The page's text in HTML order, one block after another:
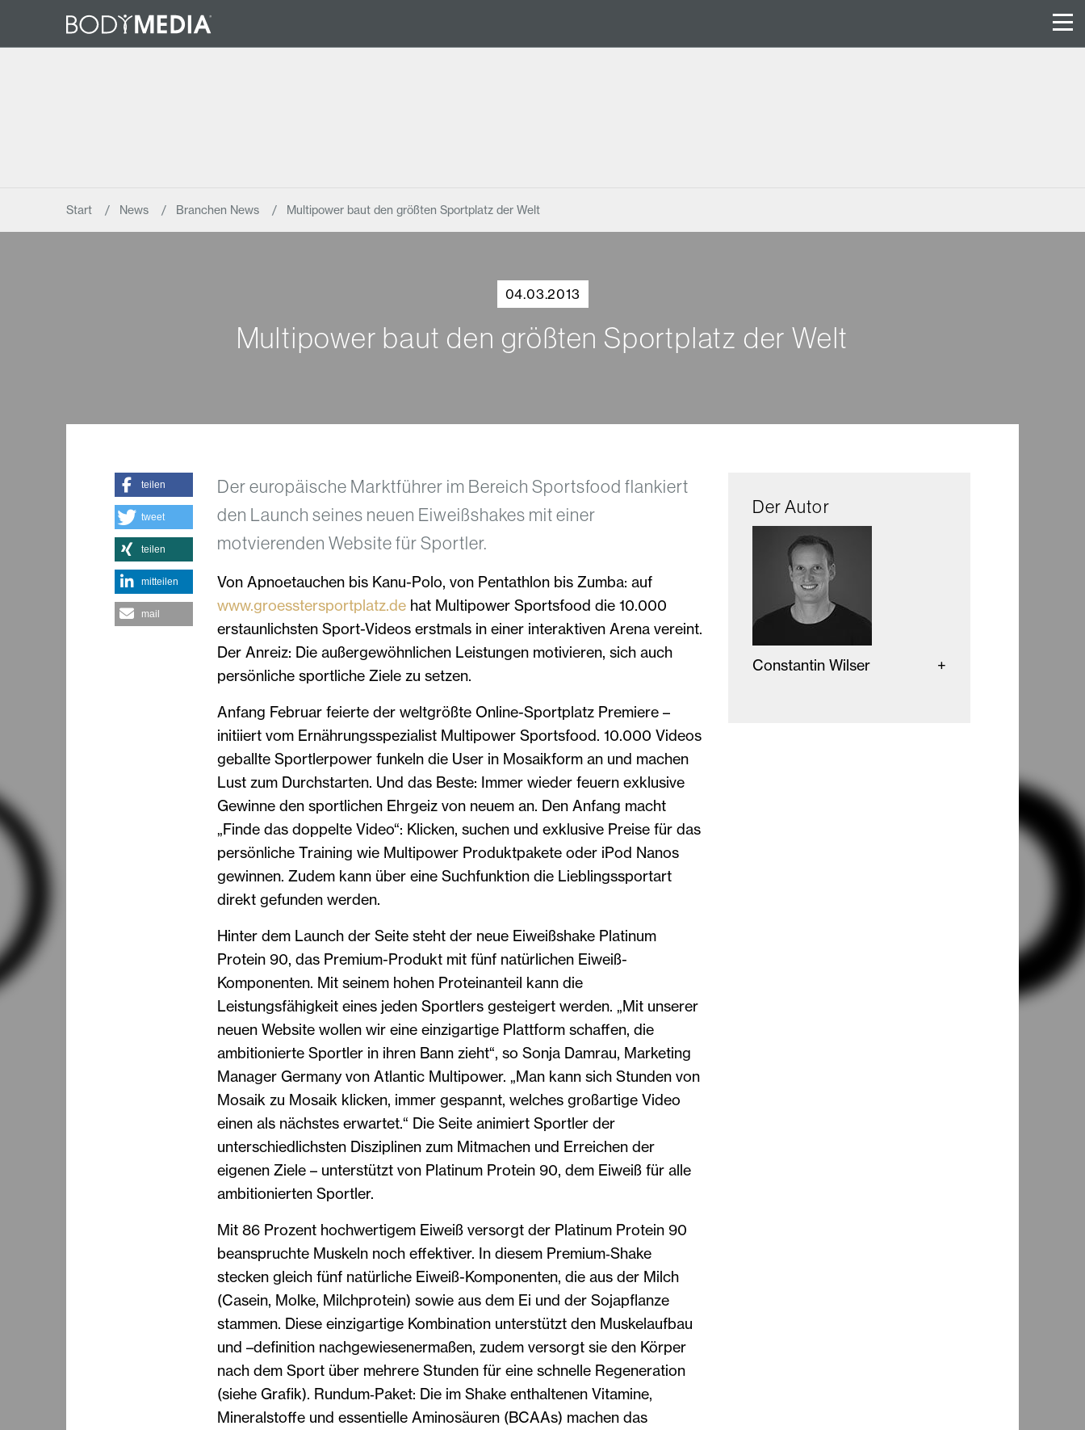
Start News Branchen News Multipower baut den größten Sportplatz der Welt
04.03.2013
Multipower baut den größten Sportplatz der Welt
Der europäische Marktführer im Bereich Sportsfood flankiert
den Launch seines neuen Eiweißshakes mit einer
motvierenden Website für Sportler.
Von Apnoetauchen bis Kanu-Polo, von Pentathlon bis Zumba: auf
www.groesstersportplatz.dehat Multipower Sportsfood die 10.000
erstaunlichsten Sport-Videos erstmals in einer interaktiven Arena vereint.
Der Anreiz: Die außergewöhnlichen Leistungen motivieren, sich auch
persönliche sportliche Ziele zu setzen.
Anfang Februar feierte der weltgrößte Online-Sportplatz Premiere –
initiiert vom Ernährungsspezialist Multipower Sportsfood. 10.000 Videos
geballte Sportlerpower funkeln die User in Mosaikform an und machen
Lust zum Durchstarten. Und das Beste: Immer wieder feuern exklusive
Gewinne den sportlichen Ehrgeiz von neuem an. Den Anfang macht
„Finde das doppelte Video“: Klicken, suchen und exklusive Preise für das
persönliche Training wie Multipower Produktpakete oder iPod Nanos
gewinnen. Zudem kann über eine Suchfunktion die Lieblingssportart
direkt gefunden werden.
Hinter dem Launch der Seite steht der neue Eiweißshake Platinum
Protein 90, das Premium-Produkt mit fünf natürlichen Eiweiß-
Komponenten. Mit seinem hohen Proteinanteil kann die
Leistungsfähigkeit eines jeden Sportlers gesteigert werden. „Mit unserer
neuen Website wollen wir eine einzigartige Plattform schaffen, die
ambitionierte Sportler in ihren Bann zieht“, so Sonja Damrau, Marketing
Manager Germany von Atlantic Multipower. „Man kann sich Stunden von
Mosaik zu Mosaik klicken, immer gespannt, welches großartige Video
einen als nächstes erwartet.“ Die Seite animiert Sportler der
unterschiedlichsten Disziplinen zum Mitmachen und Erreichen der
eigenen Ziele – unterstützt von Platinum Protein 90, dem Eiweiß für alle
ambitionierten Sportler.
Mit 86 Prozent hochwertigem Eiweiß versorgt der Platinum Protein 90
beanspruchte Muskeln noch effektiver. In diesem Premium‐Shake
stecken gleich fünf natürliche Eiweiß-Komponenten, die aus der Milch
(Casein, Molke, Milchprotein) sowie aus dem Ei und der Sojapflanze
stammen. Diese einzigartige Kombination unterstützt den Muskelaufbau
und –definition nachgewiesenermaßen, zudem versorgt sie den Körper
nach dem Sport über mehrere Stunden für eine schnelle Regeneration
(siehe Grafik). Rundum‐Paket: Die im Shake enthaltenen Vitamine,
Mineralstoffe und essentielle Aminosäuren (BCAAs) machen das
teilen
tweet
teilen
mitteilen
mail
Der Autor
Constantin Wilser